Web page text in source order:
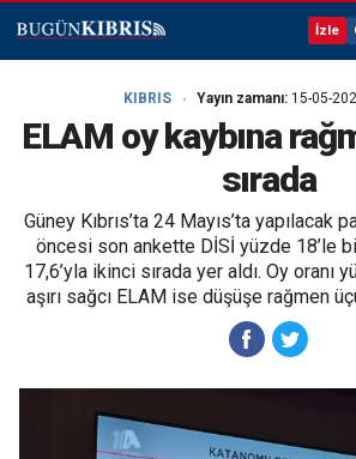
İzle
KIBRIS Yayın zamanı: 15-05-
ELAM oy kaybına
sırada
Güney Kıbrıs’ta 24 Mayıs’ta yapılacak
öncesi son ankette DİSİ yüzde 18’le
17,6’yla ikinci sırada yer aldı. Oy oranı
aşırı sağcı ELAM ise düşüşe rağmen